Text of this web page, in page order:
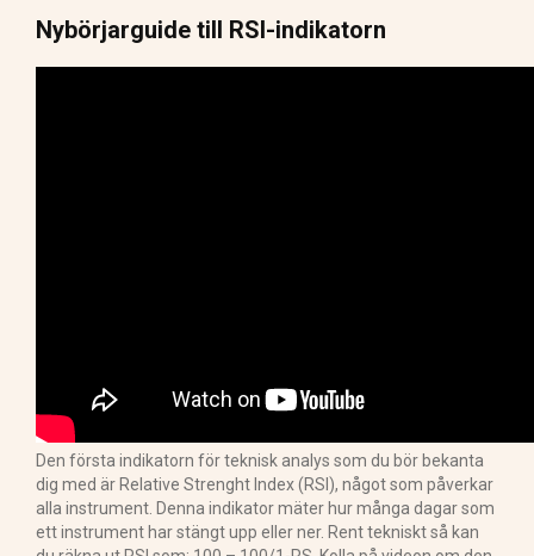
Nybörjarguide till RSI-indikatorn
Den första indikatorn för teknisk analys som du bör bekanta
dig med är Relative Strenght Index (RSI), något som påverkar
alla instrument. Denna indikator mäter hur många dagar som
ett instrument har stängt upp eller ner. Rent tekniskt så kan